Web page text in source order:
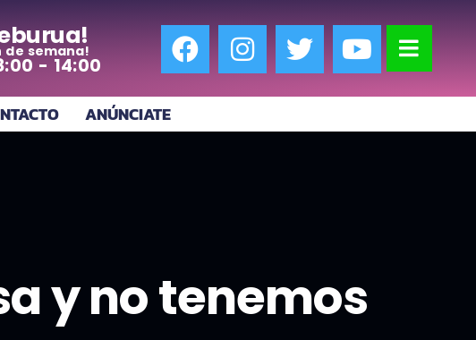
de semana!
- 14:00
ANÚNCIATE
y no tenemos